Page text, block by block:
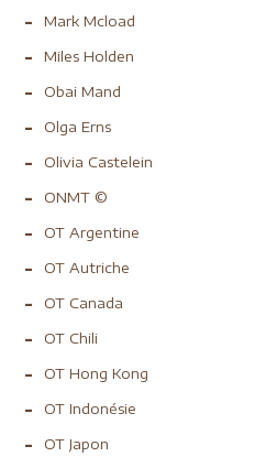
Mark Mcload
Miles Holden
Obai Mand
Olga Erns
Olivia Castelein
ONMT ©
OT Argentine
OT Autriche
OT Canada
OT Chili
OT Hong Kong
OT Indonésie
OT Japon